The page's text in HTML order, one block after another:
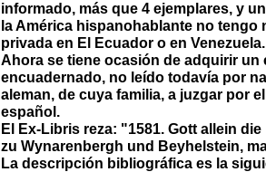
informado, más que 4 ejemplares, y
la América hispanohablante no
privada en El Ecuador o en
Ahora se tiene ocasión de adquirir un
encuadernado, no leído todavía por
aleman, de cuya familia, a juzgar por
español.
El Ex-Libris reza: "1581. Gott allein
zu Wynarenbergh und Beyhelstein,
La descripción bibliográfica es la